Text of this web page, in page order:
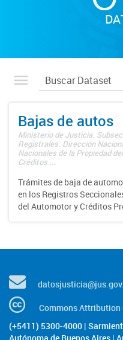
Bajas de autos
Ministerio de Justicia.
Registrales. Dirección
Nacionales de la Propiedad
Créditos ...
Trámites de baja de
en los Registros
del Automotor y Créditos
Commons
(+5411) 5300-4000 |